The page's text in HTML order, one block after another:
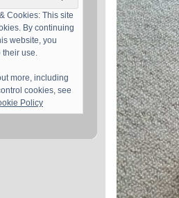
Cookies: This site
By continuing
website, you
their use.
more, including
cookies, see
Policy